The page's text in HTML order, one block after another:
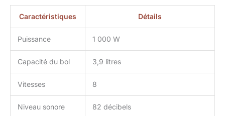
Caractéristiques Détails
Puissance 1 000 W
Capacité du bol 3,9 litres
Vitesses 8
Niveau sonore 82 décibels